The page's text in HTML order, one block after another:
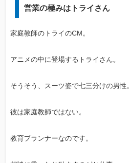
営業の極みはトライさん
家庭教師のトライのCM。
アニメの中に登場するトライさん。
そうそう、スーツ姿で七三分けの男性。
彼は家庭教師ではない。
教育プランナーなのです。